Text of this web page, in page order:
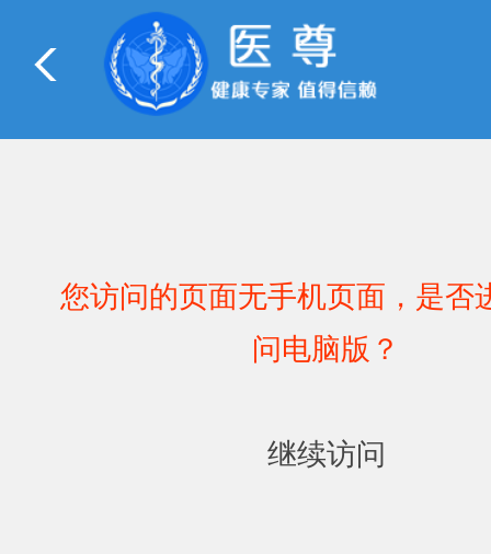
您访问的页面无手机页面，是否
问电脑版？
继续访问